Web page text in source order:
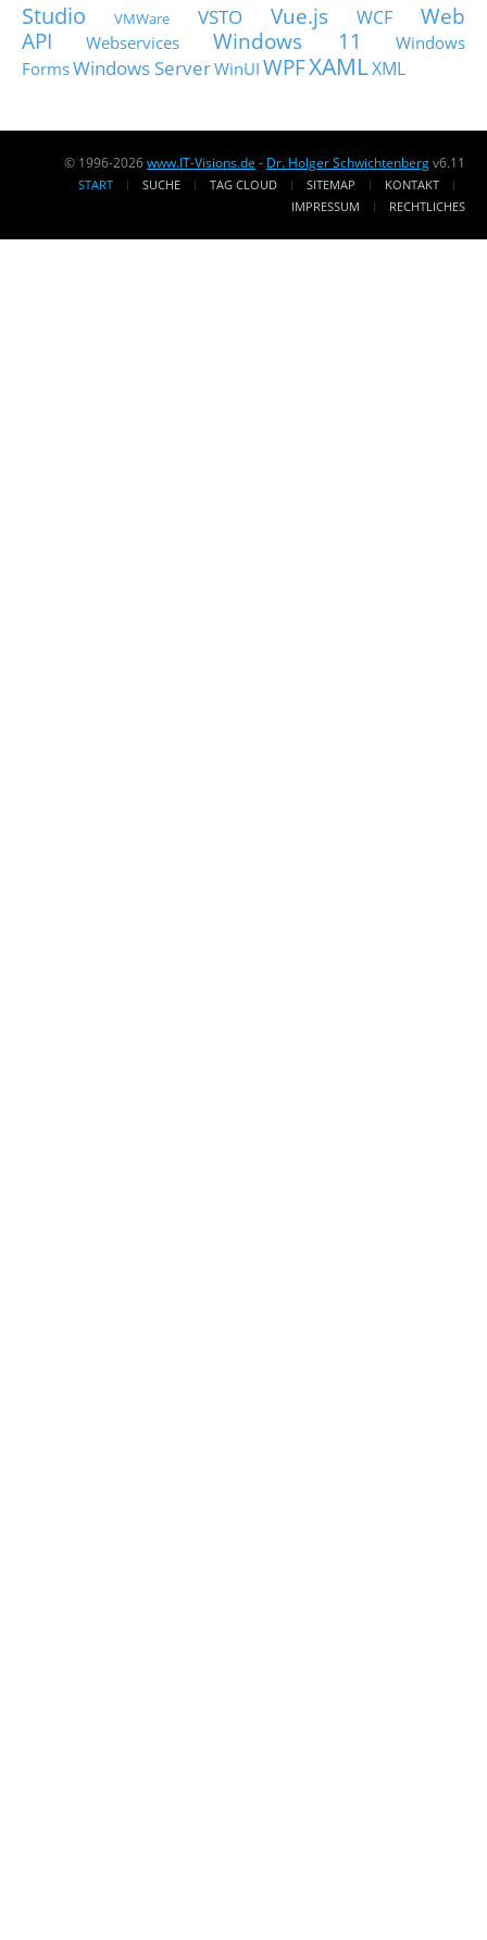
Studio
VMWare VSTO Vue.js WCF
Web
API
Webservices Windows 11
Windows
FormsWindows ServerWinUI WPFXAMLXML
© 1996-2026www.IT-Visions.de - Dr. Holger Schwichtenbergv6.11
START SUCHE TAG CLOUD SITEMAP
KONTAKT
IMPRESSUM
RECHTLICHES